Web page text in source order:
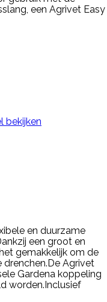
een Agrivet Easy
bekijken
en duurzame
een groot en
gemakkelijk om de
Agrivet
Gardena koppeling
worden.Inclusief